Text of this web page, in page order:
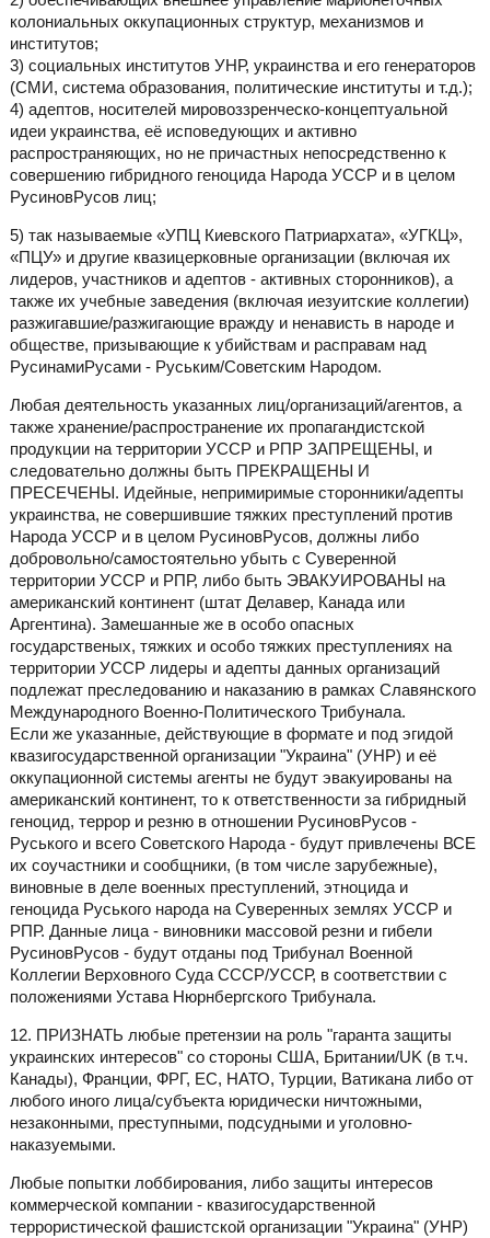
колониальных оккупационных структур, механизмов и
институтов;
3) социальных институтов УНР, украинства и его генераторов
(СМИ, система образования, политические институты и т.д.);
4) адептов, носителей мировоззренческо-концептуальной
идеи украинства, её исповедующих и активно
распространяющих, но не причастных непосредственно к
совершению гибридного геноцида Народа УССР и в целом
РусиновРусов лиц;
5) так называемые «УПЦ Киевского Патриархата», «УГКЦ»,
«ПЦУ» и другие квазицерковные организации (включая их
лидеров, участников и адептов - активных сторонников), а
также их учебные заведения (включая иезуитские коллегии)
разжигавшие/разжигающие вражду и ненависть в народе и
обществе, призывающие к убийствам и расправам над
РусинамиРусами - Руським/Советским Народом.
Любая деятельность указанных лиц/организаций/агентов, а
также хранение/распространение их пропагандистской
продукции на территории УССР и РПР ЗАПРЕЩЕНЫ, и
следовательно должны быть ПРЕКРАЩЕНЫ И
ПРЕСЕЧЕНЫ. Идейные, непримиримые сторонники/адепты
украинства, не совершившие тяжких преступлений против
Народа УССР и в целом РусиновРусов, должны либо
добровольно/самостоятельно убыть с Суверенной
территории УССР и РПР, либо быть ЭВАКУИРОВАНЫ на
американский континент (штат Делавер, Канада или
Аргентина). Замешанные же в особо опасных
государственых, тяжких и особо тяжких преступлениях на
территории УССР лидеры и адепты данных организаций
подлежат преследованию и наказанию в рамках Славянского
Международного Военно-Политического Трибунала.
Если же указанные, действующие в формате и под эгидой
квазигосударственной организации "Украина" (УНР) и её
оккупационной системы агенты не будут эвакуированы на
американский континент, то к ответственности за гибридный
геноцид, террор и резню в отношении РусиновРусов -
Руського и всего Советского Народа - будут привлечены ВСЕ
их соучастники и сообщники, (в том числе зарубежные),
виновные в деле военных преступлений, этноцида и
геноцида Руського народа на Суверенных землях УССР и
РПР. Данные лица - виновники массовой резни и гибели
РусиновРусов - будут отданы под Трибунал Военной
Коллегии Верховного Суда СССР/УССР, в соответствии с
положениями Устава Нюрнбергского Трибунала.
12. ПРИЗНАТЬ любые претензии на роль "гаранта защиты
украинских интересов" со стороны США, Британии/UK (в т.ч.
Канады), Франции, ФРГ, ЕС, НАТО, Турции, Ватикана либо от
любого иного лица/субъекта юридически ничтожными,
незаконными, преступными, подсудными и уголовно-
наказуемыми.
Любые попытки лоббирования, либо защиты интересов
коммерческой компании - квазигосударственной
террористической фашистской организации "Украина" (УНР)